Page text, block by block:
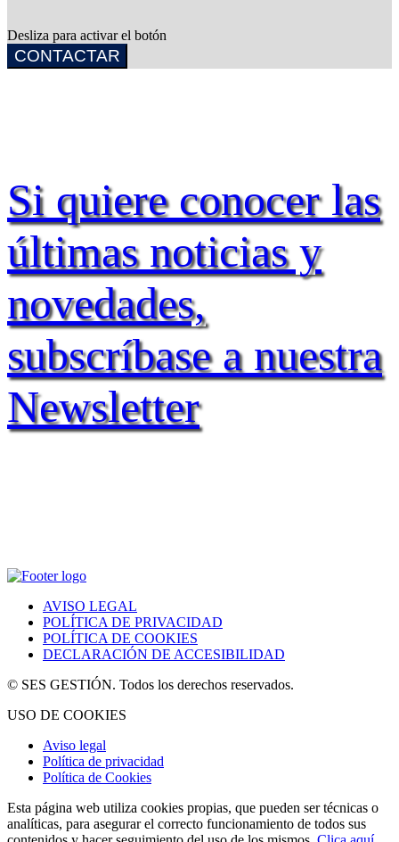
Desliza para activar el botón
CONTACTAR
Si quiere conocer las
últimas noticias y
novedades,
subscríbase a nuestra
Newsletter
AVISO LEGAL
POLÍTICA DE PRIVACIDAD
POLÍTICA DE COOKIES
DECLARACIÓN DE ACCESIBILIDAD
© SES GESTIÓN. Todos los derechos reservados.
USO DE COOKIES
Aviso legal
Política de privacidad
Política de Cookies
Esta página web utiliza cookies propias, que pueden ser técnicas o
analíticas, para asegurar el correcto funcionamiento de todos sus